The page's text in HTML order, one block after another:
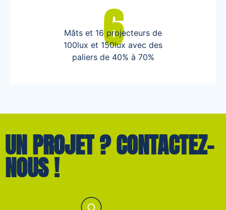
6
Mâts et 16 projecteurs de
100lux et 150lux avec des
paliers de 40% à 70%
UN PROJET ? CONTACTEZ-
NOUS !